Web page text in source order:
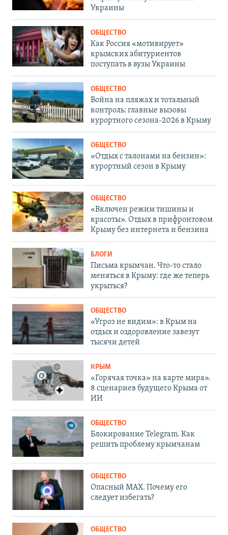
Украины
ОБЩЕСТВО
Как Россия «мотивирует»
крымских абитуриентов
поступать в вузы Украины
ОБЩЕСТВО
Война на пляжах и тотальный
контроль: главные вызовы
курортного сезона-2026 в Крыму
ОБЩЕСТВО
«Отдых с талонами на бензин»:
курортный сезон в Крыму
ОБЩЕСТВО
«Включен режим тишины и
красоты». Отдых в прифронтовом
Крыму без интернета и бензина
БЛОГИ
Письма крымчан. Что-то стало
меняться в Крыму: где же теперь
укрыться?
ОБЩЕСТВО
«Угроз не видим»: в Крым на
отдых и оздоровление завезут
тысячи детей
КРЫМ
«Горячая точка» на карте мира».
8 сценариев будущего Крыма от
ИИ
ОБЩЕСТВО
Блокирование Telegram. Как
решить проблему крымчанам
ОБЩЕСТВО
Опасный MAX. Почему его
следует избегать?
ОБЩЕСТВО